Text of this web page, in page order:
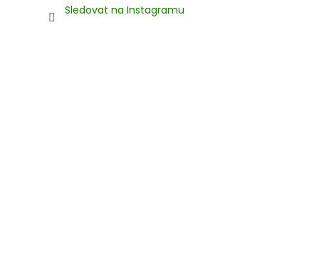
Sledovat na Instagramu